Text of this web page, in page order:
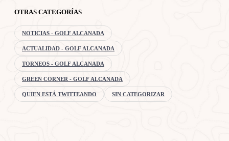
OTRAS CATEGORÍAS
NOTICIAS - GOLF ALCANADA
ACTUALIDAD - GOLF ALCANADA
TORNEOS - GOLF ALCANADA
GREEN CORNER - GOLF ALCANADA
QUIEN ESTÁ TWITTEANDO SIN CATEGORIZAR